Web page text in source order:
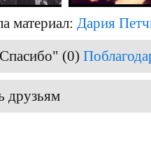
материал: Дария
(0)
друзьям